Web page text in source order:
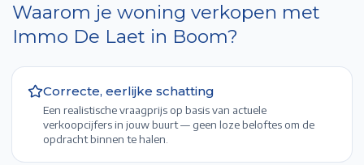
Waarom je woning verkopen met
Immo De Laet in Boom?
Correcte, eerlijke schatting
Een realistische vraagprijs op basis van actuele
verkoopcijfers in jouw buurt — geen loze beloftes om de
opdracht binnen te halen.